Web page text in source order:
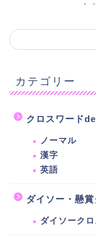
カテゴリー
クロスワード
ノーマル
漢字
英語
ダイソー・懸
ダイソーク